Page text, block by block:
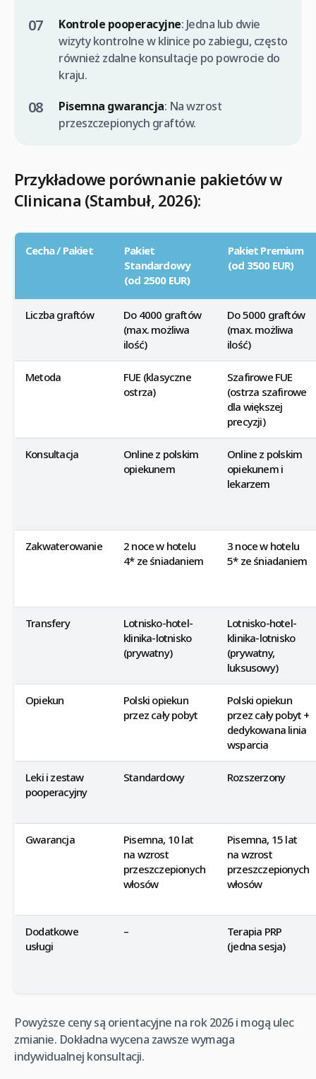
Kontrole pooperacyjne: Jedna lub dwie
wizyty kontrolne w klinice po zabiegu, często
również zdalne konsultacje po powrocie do
kraju.
Pisemna gwarancja: Na wzrost
przeszczepionych graftów.
Przykładowe porównanie pakietów w
Clinicana (Stambuł, 2026):
Cecha / Pakiet
Pakiet
Standardowy
(od 2500 EUR)
Pakiet Premium
(od 3500 EUR)
Liczba graftów
Do 4000 graftów
(max. możliwa
ilość)
Do 5000 graftów
(max. możliwa
ilość)
Metoda
FUE (klasyczne
ostrza)
Szafirowe FUE
(ostrza szafirowe
dla większej
precyzji)
Konsultacja
Online z polskim
opiekunem
Online z polskim
opiekunem i
lekarzem
Zakwaterowanie
2 noce w hotelu
4* ze śniadaniem
3 noce w hotelu
5* ze śniadaniem
Transfery
Lotnisko-hotel-
klinika-lotnisko
(prywatny)
Lotnisko-hotel-
klinika-lotnisko
(prywatny,
luksusowy)
Opiekun
Polski opiekun
przez cały pobyt
Polski opiekun
przez cały pobyt +
dedykowana linia
wsparcia
Leki i zestaw
pooperacyjny
Standardowy Rozszerzony
Gwarancja
Pisemna, 10 lat
na wzrost
przeszczepionych
włosów
Pisemna, 15 lat
na wzrost
przeszczepionych
włosów
Dodatkowe
usługi
–
Terapia PRP
(jedna sesja)
Powyższe ceny są orientacyjne na rok 2026 i mogą ulec
zmianie. Dokładna wycena zawsze wymaga
indywidualnej konsultacji.